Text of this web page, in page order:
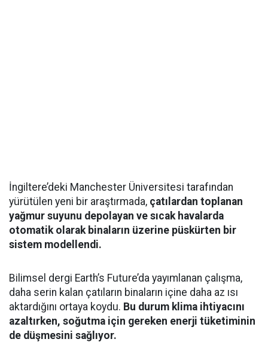
İngiltere’deki Manchester Üniversitesi tarafından
yürütülen yeni bir araştırmada, çatılardan toplanan
yağmur suyunu depolayan ve sıcak havalarda
otomatik olarak binaların üzerine püskürten bir
sistem modellendi.
Bilimsel dergi Earth’s Future’da yayımlanan çalışma,
daha serin kalan çatıların binaların içine daha az ısı
aktardığını ortaya koydu. Bu durum klima ihtiyacını
azaltırken, soğutma için gereken enerji tüketiminin
de düşmesini sağlıyor.